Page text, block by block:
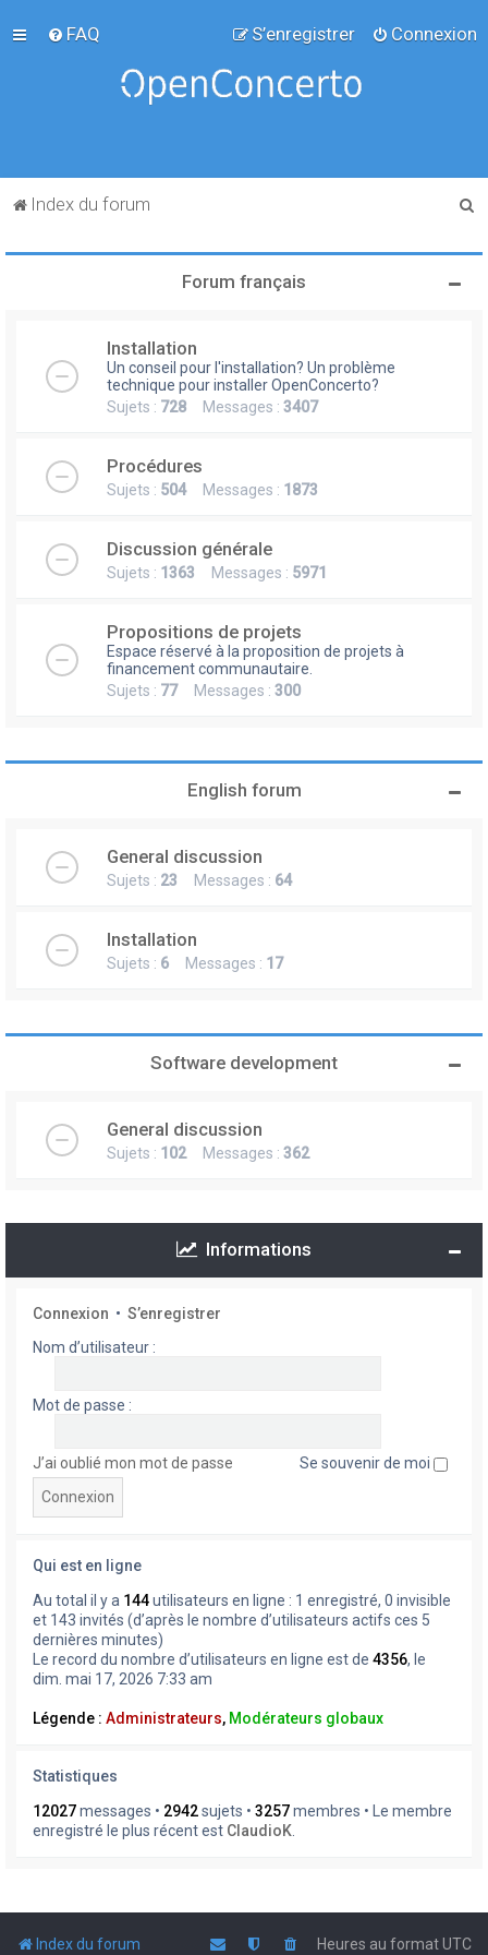
FAQ Connexion
S’enregistrer
Index du forum
Forum français
Installation
Un conseil pour l'installation? Un problème
technique pour installer OpenConcerto?
Sujets : 728 Messages : 3407
Procédures
Sujets : 504Messages : 1873
Discussion générale
Sujets : 1363 Messages : 5971
Propositions de projets
Espace réservé à la proposition de projets à
financement communautaire.
Sujets : 77Messages : 300
English forum
General discussion
Sujets : 23 Messages : 64
Installation
Sujets : 6 Messages : 17
Software development
General discussion
Sujets : 102Messages : 362
Informations
Connexion • S’enregistrer
Nom d’utilisateur :
Mot de passe :
J’ai oublié mon mot de passe Se souvenir de moi
Qui est en ligne
Au total il y a 144utilisateurs en ligne : 1 enregistré, 0 invisible
et 143 invités (d’après le nombre d’utilisateurs actifs ces 5
dernières minutes)
Le record du nombre d’utilisateurs en ligne est de 4356, le
dim. mai 17, 2026 7:33 am
Légende : Administrateurs, Modérateurs globaux
Statistiques
12027messages • 2942sujets • 3257membres • Le membre
enregistré le plus récent est ClaudioK
Index du forum Heures au formatUTC